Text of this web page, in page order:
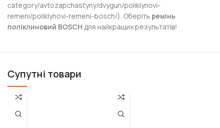
category/avtozapchastyny/dvygun/poliklynovi-
remeni/poliklynovi-remeni-bosch/). Оберіть ремінь
поліклиновий BOSCH для найкращих результатів!
Супутні товари